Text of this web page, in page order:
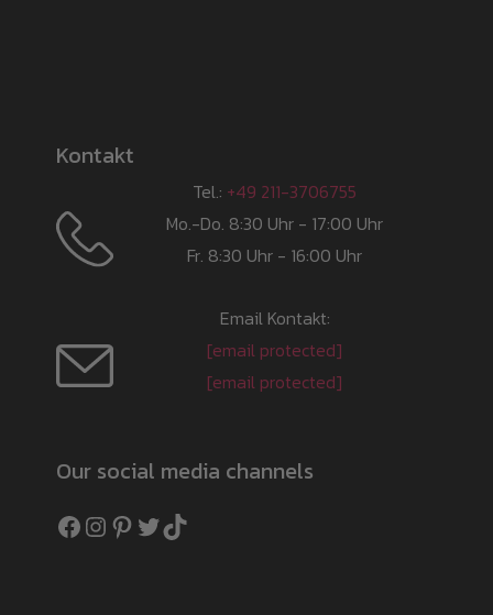
Kontakt
Tel.: +49 211-3706755
Mo.-Do. 8:30 Uhr - 17:00 Uhr
Fr. 8:30 Uhr - 16:00 Uhr
Email Kontakt:
[email protected]
[email protected]
Our social media channels
Facebook
Instagram
Pinterest
Twitter
TikTok